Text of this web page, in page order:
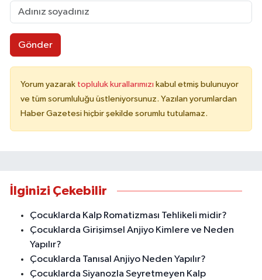
Gönder
Yorum yazarak topluluk kurallarımızı kabul etmiş bulunuyor
ve tüm sorumluluğu üstleniyorsunuz. Yazılan yorumlardan
Haber Gazetesi hiçbir şekilde sorumlu tutulamaz.
İlginizi Çekebilir
Çocuklarda Kalp Romatizması Tehlikeli midir?
Çocuklarda Girişimsel Anjiyo Kimlere ve Neden
Yapılır?
Çocuklarda Tanısal Anjiyo Neden Yapılır?
Çocuklarda Siyanozla Seyretmeyen Kalp